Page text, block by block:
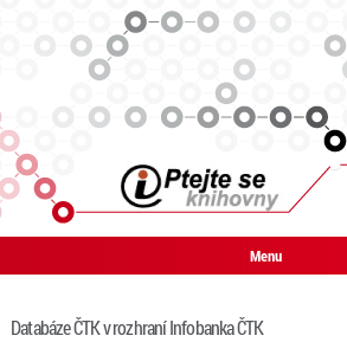
Menu
Databáze ČTK v rozhraní Infobanka ČTK